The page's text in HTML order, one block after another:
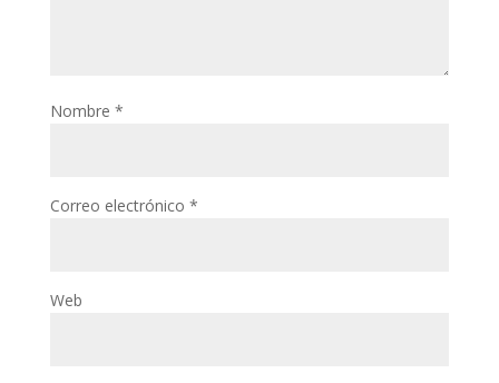
Nombre *
Correo electrónico *
Web